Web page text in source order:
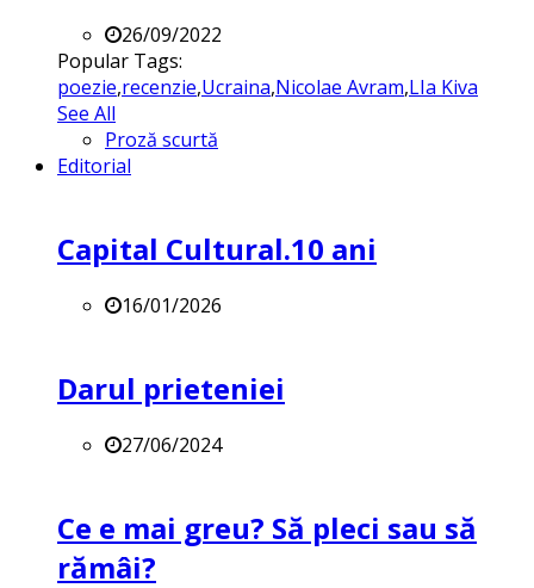
26/09/2022
Popular Tags:
poezie,recenzie,Ucraina,Nicolae Avram,LIa Kiva
See All
Proză scurtă
Editorial
Capital Cultural.10 ani
16/01/2026
Darul prieteniei
27/06/2024
Ce e mai greu? Să pleci sau să
rămâi?